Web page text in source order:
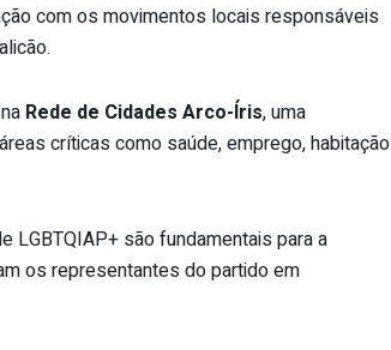
com os movimentos locais responsáveis
Rede de Cidades Arco-Íris, uma
críticas como saúde, emprego, habitação
LGBTQIAP+ são fundamentais para a
os representantes do partido em